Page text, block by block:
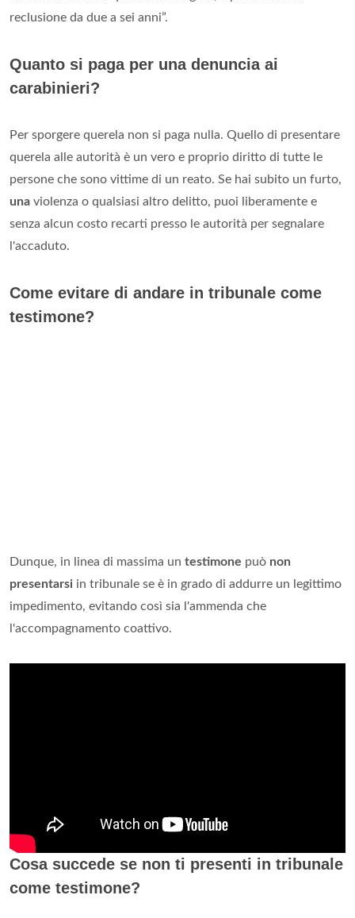
reclusione da due a sei anni”.
Quanto si paga per una denuncia ai
carabinieri?
Per sporgere querela non si paga nulla. Quello di presentare
querela alle autorità è un vero e proprio diritto di tutte le
persone che sono vittime di un reato. Se hai subito un furto,
una violenza o qualsiasi altro delitto, puoi liberamente e
senza alcun costo recarti presso le autorità per segnalare
l'accaduto.
Come evitare di andare in tribunale come
testimone?
Dunque, in linea di massima un testimone può non
presentarsi in tribunale se è in grado di addurre un legittimo
impedimento, evitando così sia l'ammenda che
l'accompagnamento coattivo.
Cosa succede se non ti presenti in tribunale
come testimone?